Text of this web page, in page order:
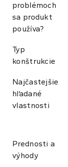
problémoch
sa produkt
používa?
Typ
konštrukcie
Najčastejšie
hľadané
vlastnosti
Prednosti a
výhody